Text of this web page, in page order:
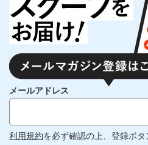
メールアドレス
利用規約を必ず確認の上、登録ボタ